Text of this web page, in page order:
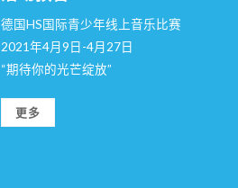
德国HS国际青少年线上音乐比赛
2021年4月9日-4月27日
“期待你的光芒绽放”
更多